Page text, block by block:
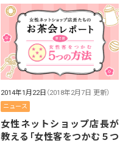
2014年1月22日 （2018年2月7日 更新）
ニュース
女性ネットショップ店長が
教える「女性客をつかむ５つ